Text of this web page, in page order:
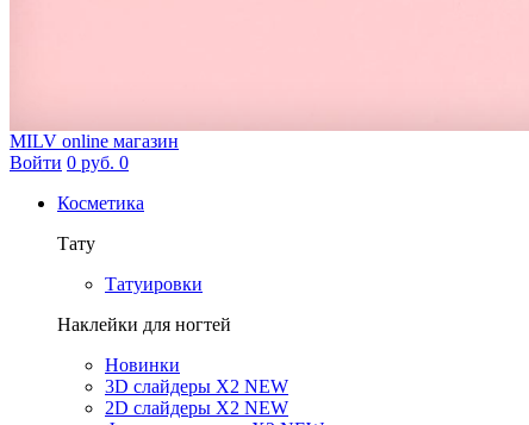
MILV online магазин
Войти 0 руб. 0
Косметика
Тату
Татуировки
Наклейки для ногтей
Новинки
3D слайдеры X2 NEW
2D слайдеры X2 NEW